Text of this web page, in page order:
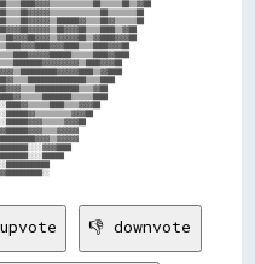
██████▒▒░░░░████████░░░░██████
██████▒▒▒▒░░░░████████████
👎 downvote